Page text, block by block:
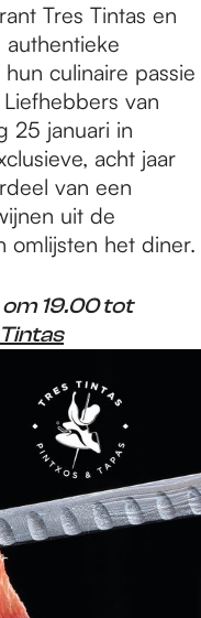
Tres Tintas en
culinaire passie
Liefhebbers van
25 januari in
acht jaar
van een
uit de
omlijsten het diner.
19.00 tot